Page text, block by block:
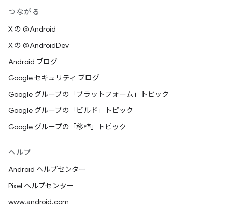
つながる
X の @Android
X の @AndroidDev
Android ブログ
Google セキュリティ ブログ
Google グループの「プラットフォーム」トピック
Google グループの「ビルド」トピック
Google グループの「移植」トピック
ヘルプ
Android ヘルプセンター
Pixel ヘルプセンター
www.android.com